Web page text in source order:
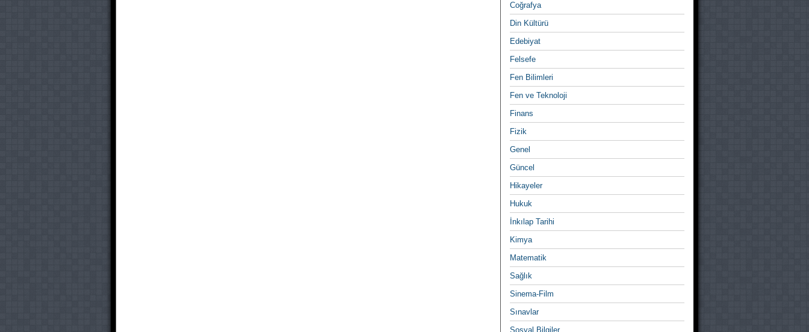
Coğrafya
Din Kültürü
Edebiyat
Felsefe
Fen Bilimleri
Fen ve Teknoloji
Finans
Fizik
Genel
Güncel
Hikayeler
Hukuk
İnkılap Tarihi
Kimya
Matematik
Sağlık
Sinema-Film
Sınavlar
Sosyal Bilgiler